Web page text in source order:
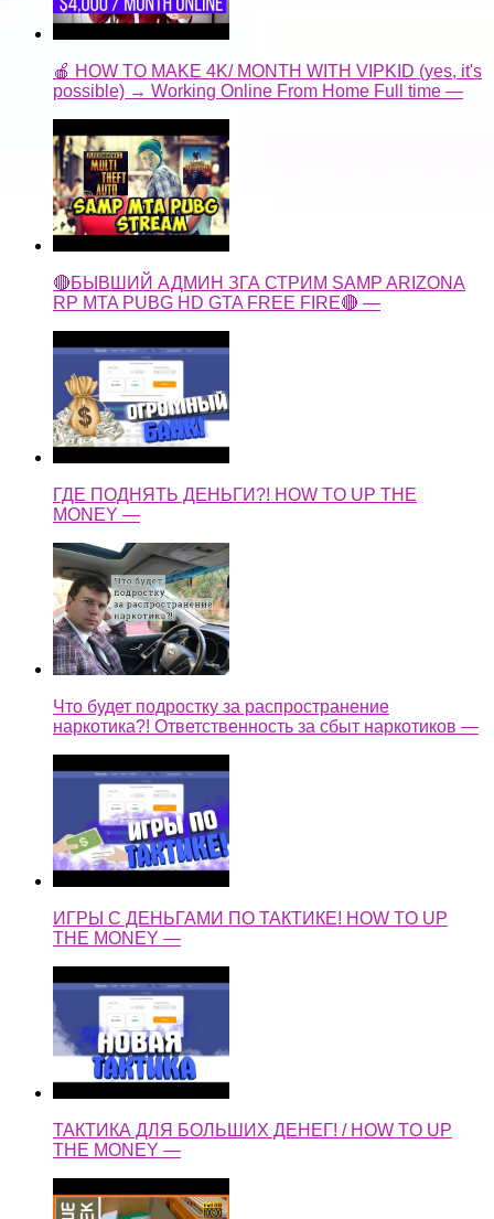
🍎 HOW TO MAKE 4K/ MONTH WITH VIPKID (yes, it's
possible) → Working Online From Home Full time —
🔴БЫВШИЙ АДМИН ЗГА СТРИМ SAMP ARIZONA
RP MTA PUBG HD GTA FREE FIRE🔴 —
ГДЕ ПОДНЯТЬ ДЕНЬГИ?! HOW TO UP THE
MONEY —
Что будет подростку за распространение
наркотика?! Ответственность за сбыт наркотиков —
ИГРЫ С ДЕНЬГАМИ ПО ТАКТИКЕ! HOW TO UP
THE MONEY —
ТАКТИКА ДЛЯ БОЛЬШИХ ДЕНЕГ! / HOW TO UP
THE MONEY —